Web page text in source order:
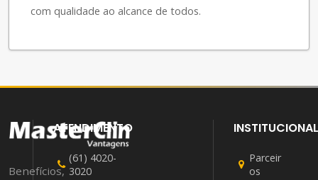
com qualidade ao alcance de todos.
Benefícios,
ATENDIMENTO
(61) 4020-
3020
INSTITUCIONAL
Parceir
os